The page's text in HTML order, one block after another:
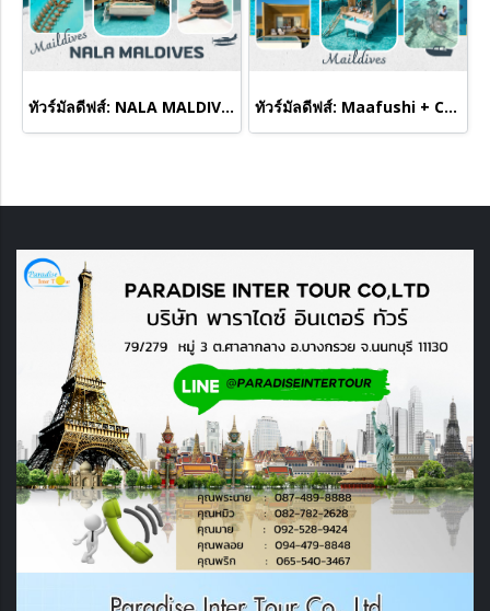
ทัวร์มัลดีฟส์: NALA MALDIVES BY JAWAKARA ทัวร์มัลดีฟส์: Maafushi + Centara Mirage Lagoon Maldives 4 Days 3 Nights